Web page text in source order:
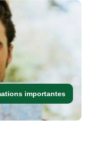
importantes